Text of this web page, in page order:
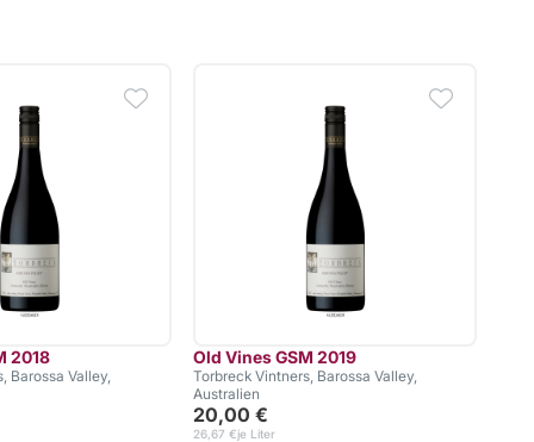
2018
Barossa Valley,
Old Vines GSM 2019
Torbreck Vintners, Barossa Valley,
Australien
20,00 €
je Liter
26,67 €